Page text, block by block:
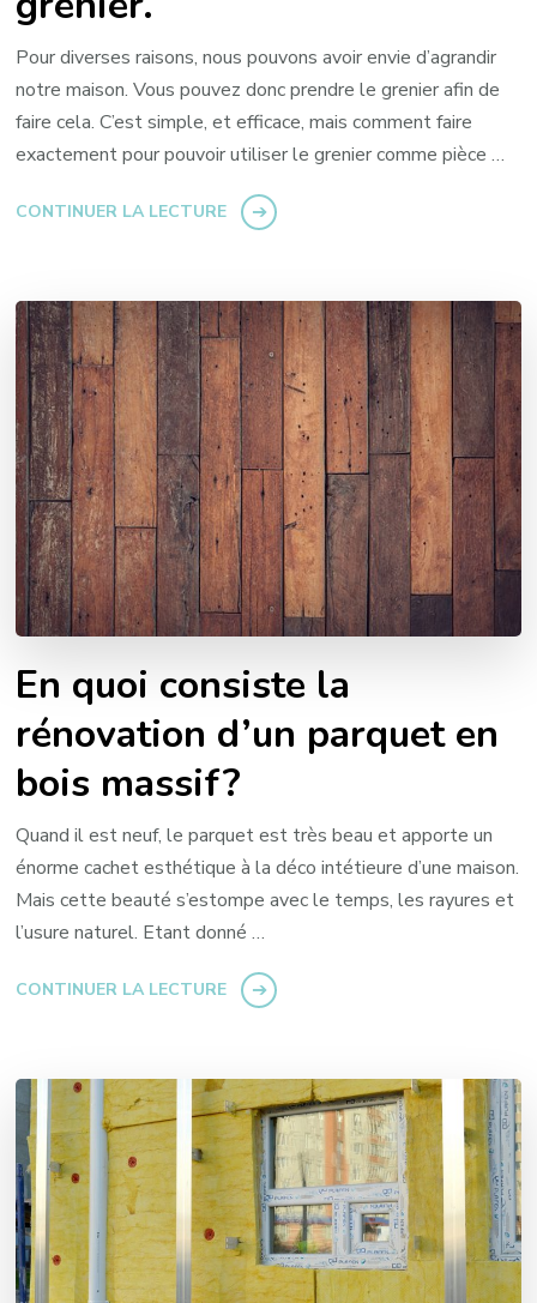
Pour diverses raisons, nous pouvons avoir envie d’agrandir
notre maison. Vous pouvez donc prendre le grenier afin de
faire cela. C’est simple, et efficace, mais comment faire
exactement pour pouvoir utiliser le grenier comme pièce …
CONTINUER LA LECTURE
En quoi consiste la
rénovation d’un parquet en
bois massif?
Quand il est neuf, le parquet est très beau et apporte un
énorme cachet esthétique à la déco intétieure d’une maison.
Mais cette beauté s’estompe avec le temps, les rayures et
l’usure naturel. Etant donné …
CONTINUER LA LECTURE